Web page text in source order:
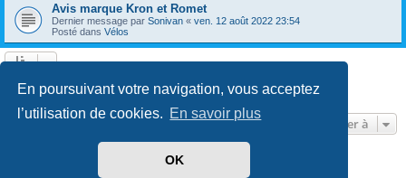
En poursuivant votre navigation, vous acceptez
l’utilisation de cookies. En savoir plus
OK
Avis marque Kron et Romet
Dernier message par Sonivan « ven. 12 août 2022 23:54
Posté dans Vélos
602 résultats trouvés Page1sur13
1 2 3 4 5 … 13
Aller à
phpBB ® Forum Software © phpBB Limited
phpBB-fr.com